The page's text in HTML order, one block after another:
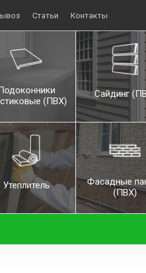
Статьи Контакты
(ПВХ)
Сайдинг
Утеплитель
Фасадные
(ПВХ)